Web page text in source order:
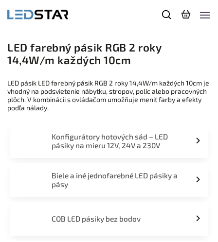
LED farebný pásik RGB 2 roky
14,4W/m každých 10cm
LED pásik LED farebný pásik RGB 2 roky 14,4W/m každých 10cm je
vhodný na podsvietenie nábytku, stropov, políc alebo pracovných
plôch. V kombinácii s ovládačom umožňuje meniť farby a efekty
podľa nálady.
Konfigurátory hotových sád – LED
pásiky na mieru 12V, 24V a 230V
Biele a iné jednofarebné LED pásiky a
pásy
COB LED pásiky bez bodov